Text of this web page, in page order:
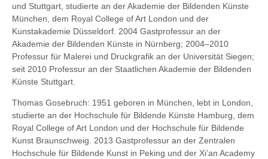
und Stuttgart, studierte an der Akademie der Bildenden Künste
München, dem Royal College of Art London und der
Kunstakademie Düsseldorf. 2004 Gastprofessur an der
Akademie der Bildenden Künste in Nürnberg; 2004–2010
Professur für Malerei und Druckgrafik an der Universität Siegen;
seit 2010 Professur an der Staatlichen Akademie der Bildenden
Künste Stuttgart.
Thomas Gosebruch: 1951 geboren in München, lebt in London,
studierte an der Hochschule für Bildende Künste Hamburg, dem
Royal College of Art London und der Hochschule für Bildende
Kunst Braunschweig. 2013 Gastprofessur an der Zentralen
Hochschule für Bildende Kunst in Peking und der Xi’an Academy